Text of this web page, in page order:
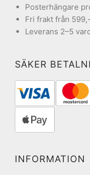
Posterhängare
Fri frakt från 599,-
Leverans 2–5
SÄKER
INFORMATION